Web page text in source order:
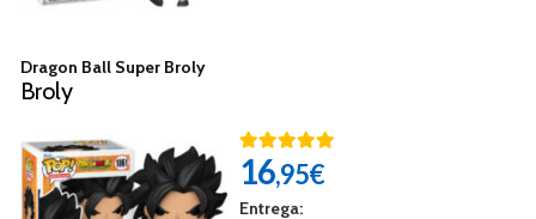
Dragon Ball Super Broly
Broly
16,95€
Entrega: